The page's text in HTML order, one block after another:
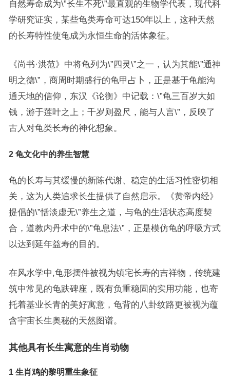
自然寿命成为\”长生不死\”最直观的生物学代表，现代科
学研究证实，某些龟类寿命可达150年以上，这种天然
的长寿特性使龟成为永恒生命的活体象征。
《尚书·洪范》中将龟列为\”四灵\”之一，认为其能\”通神
明之德\”，商周时期盛行的龟甲占卜，正是基于龟能沟
通天地的信仰，东汉《论衡》中记载：\”龟三百岁大如
钱，游于莲叶之上；千岁则盈尺，能与人言\”，反映了
古人对龟类长寿的神化想象。
2 龟文化中的养生智慧
龟的长寿与其缓慢的新陈代谢、稳定的生活习性密切相
关，这为人类追求长生提供了自然启示。《黄帝内经》
提倡的\”恬淡虚无\”养生之道，与龟的生活状态高度契
合，道教内丹术中的\”龟息法\”，正是模仿龟的呼吸方式
以达到延年益寿的目的。
在风水学中,龟形摆件被视为镇宅长寿的吉祥物，传统建
筑中常见的龟趺碑座，既有负重稳固的实用功能，也寄
托着基业长青的美好寓意，龟背的八卦纹路更被视为蕴
含宇宙长生奥秘的天然图谱。
其他具有长生寓意的生肖动物
1 生肖鸡的黎明重生象征